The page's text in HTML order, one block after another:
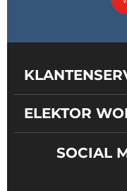
ELEKTOR
SOCIAL